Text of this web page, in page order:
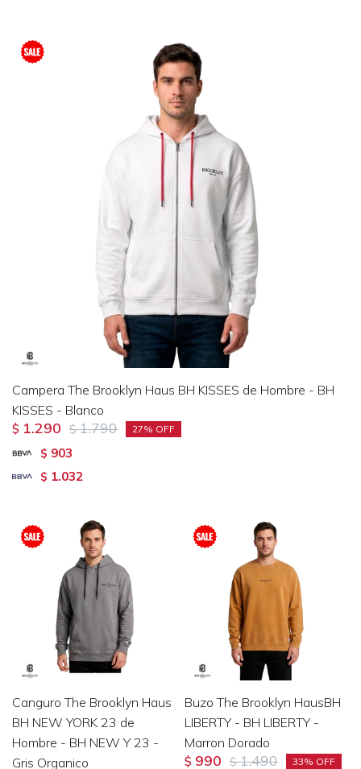
Campera The Brooklyn Haus BH KISSES de Hombre - BH
KISSES - Blanco
$ 1.290 $ 1.790 27
$ 903
$ 1.032
Canguro The Brooklyn Haus
BH NEW YORK 23 de
Hombre - BH NEW Y 23 -
Gris Organico
Buzo The Brooklyn HausBH
LIBERTY - BH LIBERTY -
Marron Dorado
$ 990 $ 1.490 33